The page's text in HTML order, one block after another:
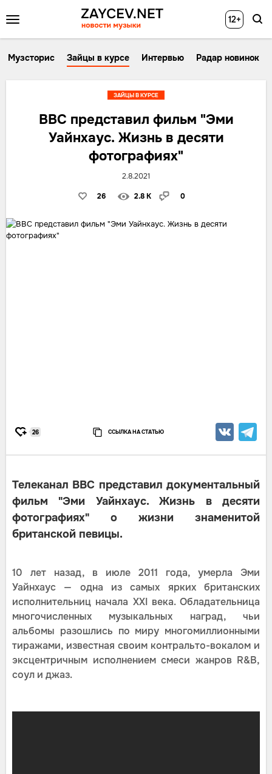
12+
Музсторис Зайцы в курсе Интервью Радар новинок
BBC представил фильм "Эми
Уайнхаус. Жизнь в десяти
фотографиях"
2.8.2021
26 2.8 K 0
ЗАЙЦЫ В КУРСЕ
26 ССЫЛКА НА СТАТЬЮ
Телеканал BBC представил документальный
фильм "Эми Уайнхаус. Жизнь в десяти
фотографиях" о жизни знаменитой
британской певицы.
10 лет назад, в июле 2011 года, умерла Эми
Уайнхаус — одна из самых ярких британских
исполнительниц начала XXI века. Обладательница
многочисленных музыкальных наград, чьи
альбомы разошлись по миру многомиллионными
тиражами, известная своим контральто-вокалом и
эксцентричным исполнением смеси жанров R&B,
соул и джаз.